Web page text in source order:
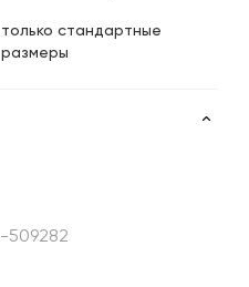
только стандартные
размеры